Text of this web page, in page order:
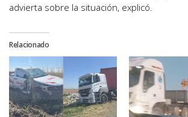
advierta sobre la situación, explicó.
Relacionado